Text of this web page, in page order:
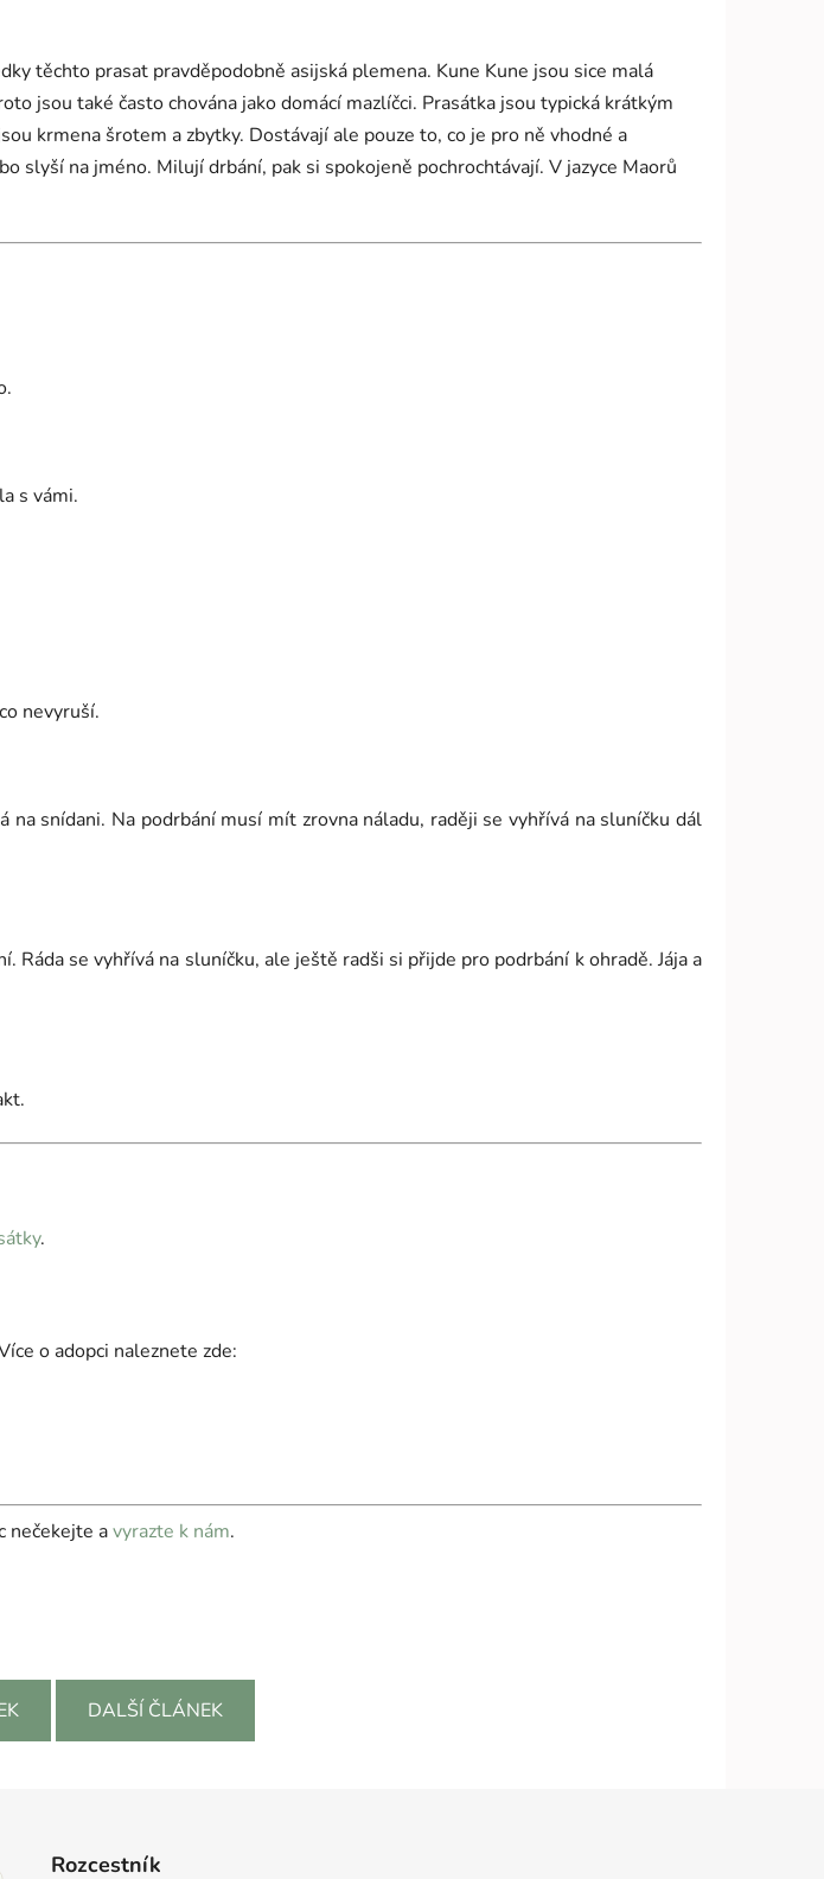
těchto prasat pravděpodobně asijská plemena. Kune Kune jsou sice malá
jsou také často chována jako domácí mazlíčci. Prasátka jsou typická krátkým
krmena šrotem a zbytky. Dostávají ale pouze to, co je pro ně vhodné a
slyší na jméno. Milují drbání, pak si spokojeně pochrochtávají. V jazyce Maorů
s vámi.
nevyruší.
na snídani. Na podrbání musí mít zrovna náladu, raději se vyhřívá na sluníčku dál
Ráda se vyhřívá na sluníčku, ale ještě radši si přijde pro podrbání k ohradě. Jája a
.
o adopci naleznete zde:
nečekejte avyrazte k nám.
DALŠÍ ČLÁNEK
Rozcestník